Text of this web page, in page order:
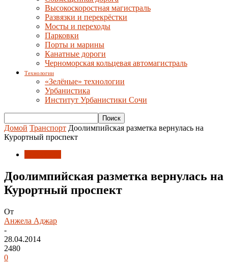
Высокоскоростная магистраль
Развязки и перекрёстки
Мосты и переходы
Парковки
Порты и марины
Канатные дороги
Черноморская кольцевая автомагистраль
Технологии
«Зелёные» технологии
Урбанистика
Институт Урбанистики Сочи
Домой Транспорт Доолимпийская разметка вернулась на
Курортный проспект
Доолимпийская разметка вернулась на
Курортный проспект
От
Анжела Аджар
-
28.04.2014
2480
0